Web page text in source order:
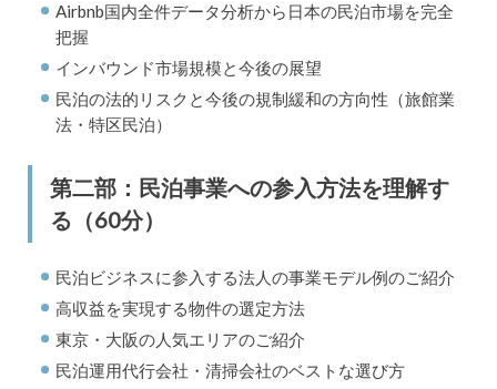
Airbnb国内全件データ分析から日本の民泊市場を完全
把握
インバウンド市場規模と今後の展望
民泊の法的リスクと今後の規制緩和の方向性（旅館業
法・特区民泊）
第二部：民泊事業への参入方法を理解す
る（60分）
民泊ビジネスに参入する法人の事業モデル例のご紹介
高収益を実現する物件の選定方法
東京・大阪の人気エリアのご紹介
民泊運用代行会社・清掃会社のベストな選び方